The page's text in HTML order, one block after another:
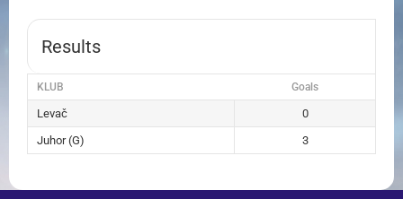
Results
KLUB Goals
Levač
0
Juhor (G)
3